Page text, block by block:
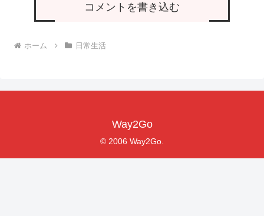
コメントを書き込む
ホーム 日常生活
Way2Go
© 2006 Way2Go.